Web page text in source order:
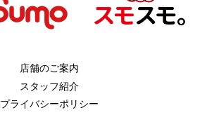
店舗のご案内
スタッフ紹介
プライバシーポリシー